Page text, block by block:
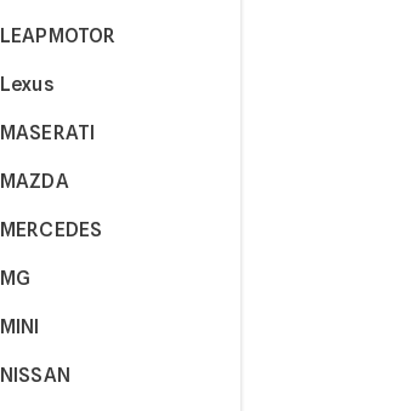
LEAPMOTOR
Lexus
MASERATI
MAZDA
MERCEDES
MG
MINI
NISSAN